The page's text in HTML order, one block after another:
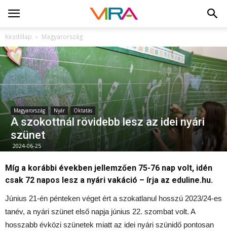
Kezdőlap Magyarország
Magyarország Nyár Oktatás
A szokottnál rövidebb lesz az idei nyári
szünet
2024-06-25
Míg a korábbi években jellemzően 75-76 nap volt, idén
csak 72 napos lesz a nyári vakáció – írja az eduline.hu.
Június 21-én pénteken véget ért a szokatlanul hosszú 2023/24-es
tanév, a nyári szünet első napja június 22. szombat volt. A
hosszabb évközi szünetek miatt az idei nyári szünidő pontosan